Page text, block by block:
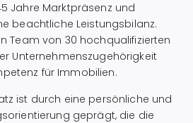
Jahre Marktpräsenz und
beachtliche Leistungsbilanz.
Team von 30 hochqualifizierten
Unternehmenszugehörigkeit
für Immobilien.
ist durch eine persönliche und
geprägt, die die